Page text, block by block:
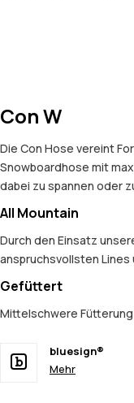
Con W
Die Con Hose vereint
Snowboardhose mit
dabei zu spannen oder
All Mountain
Durch den Einsatz
anspruchsvollsten
Gefüttert
Mittelschwere
bluesign®
Mehr